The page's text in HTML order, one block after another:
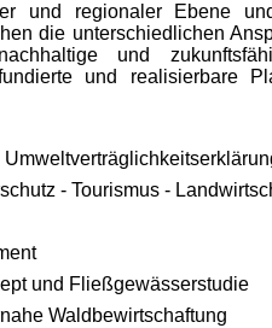
und regionaler Ebene
die unterschiedlichen
und
und realisierbare
- Tourismus -
und Fließgewässerstudie
Waldbewirtschaftung